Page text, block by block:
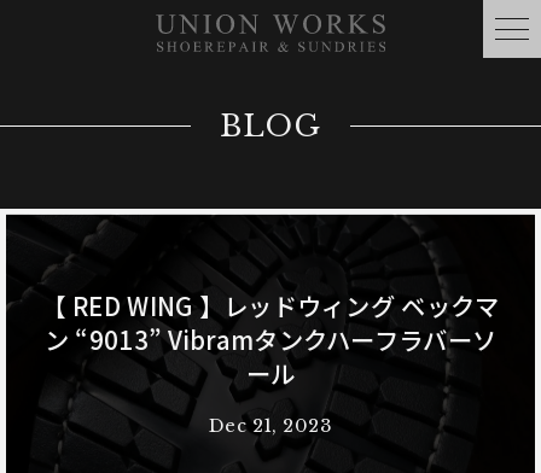
BLOG
【 RED WING 】レッドウィング ベックマ
ン “9013” Vibramタンクハーフラバーソ
ール
Dec 21, 2023